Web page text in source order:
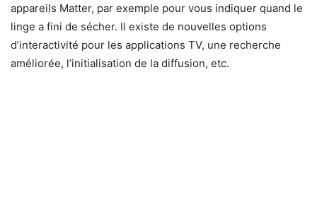
appareils Matter, par exemple pour vous indiquer quand le
linge a fini de sécher. Il existe de nouvelles options
d’interactivité pour les applications TV, une recherche
améliorée, l’initialisation de la diffusion, etc.